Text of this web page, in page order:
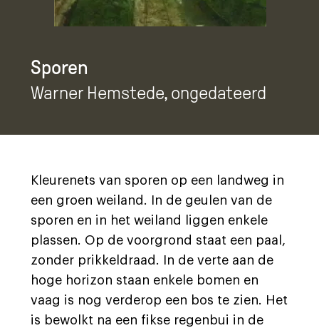
Sporen
Warner Hemstede, ongedateerd
Kleurenets van sporen op een landweg in
een groen weiland. In de geulen van de
sporen en in het weiland liggen enkele
plassen. Op de voorgrond staat een paal,
zonder prikkeldraad. In de verte aan de
hoge horizon staan enkele bomen en
vaag is nog verderop een bos te zien. Het
is bewolkt na een fikse regenbui in de